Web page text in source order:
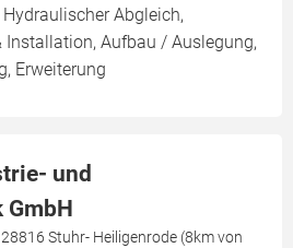
Abgleich,
Installation, Aufbau / Auslegung,
Erweiterung
und
Stuhr- Heiligenrode (8km von